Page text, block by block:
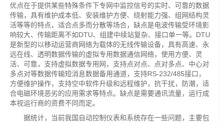
优点在于提供某些特殊条件下专网中监控信号的实时、可靠的数据
传输，具有维护成本低、安装维护方便、绕射能力强、组网结构灵
活等等的特点，适合点多而分散等场合，缺点是电波传输受环境影
响较大、传输距离不如DTU、组建中续站复杂、接口单一等。DTU
是新型的以移动运营商网络为载体的无线传输设备，具有高速、永
远在线、透明数据传输的虚拟专用数据通信网络，使用方便、灵
活、可靠，支持虚拟数据专用网，支持点对点、点对多点、中心对
多点对等数据传输短消息数据备用通道，支持RS-232/485接口，
方便维护操作，支持空中软件升级和远程维护，抗干扰，防潮，适
合电磁环境恶劣的应用需求等特点。缺点是需要通讯流量，运行成
本视运行商的资费不同而定。
据统计，当前我国自动控制仪表和系统存在一些问题，主要包